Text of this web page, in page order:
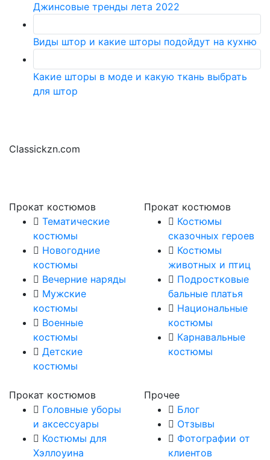
Джинсовые тренды лета 2022
Виды штор и какие шторы подойдут на кухню
Какие шторы в моде и какую ткань выбрать
для штор
Classickzn.com
Прокат костюмов
Тематические
костюмы
Новогодние
костюмы
Вечерние наряды
Мужские
костюмы
Военные
костюмы
Детские
костюмы
Прокат костюмов
Костюмы
сказочных героев
Костюмы
животных и птиц
Подростковые
бальные платья
Национальные
костюмы
Карнавальные
костюмы
Прокат костюмов
Головные уборы
и аксессуары
Костюмы для
Хэллоуина
Прочее
Блог
Отзывы
Фотографии от
клиентов